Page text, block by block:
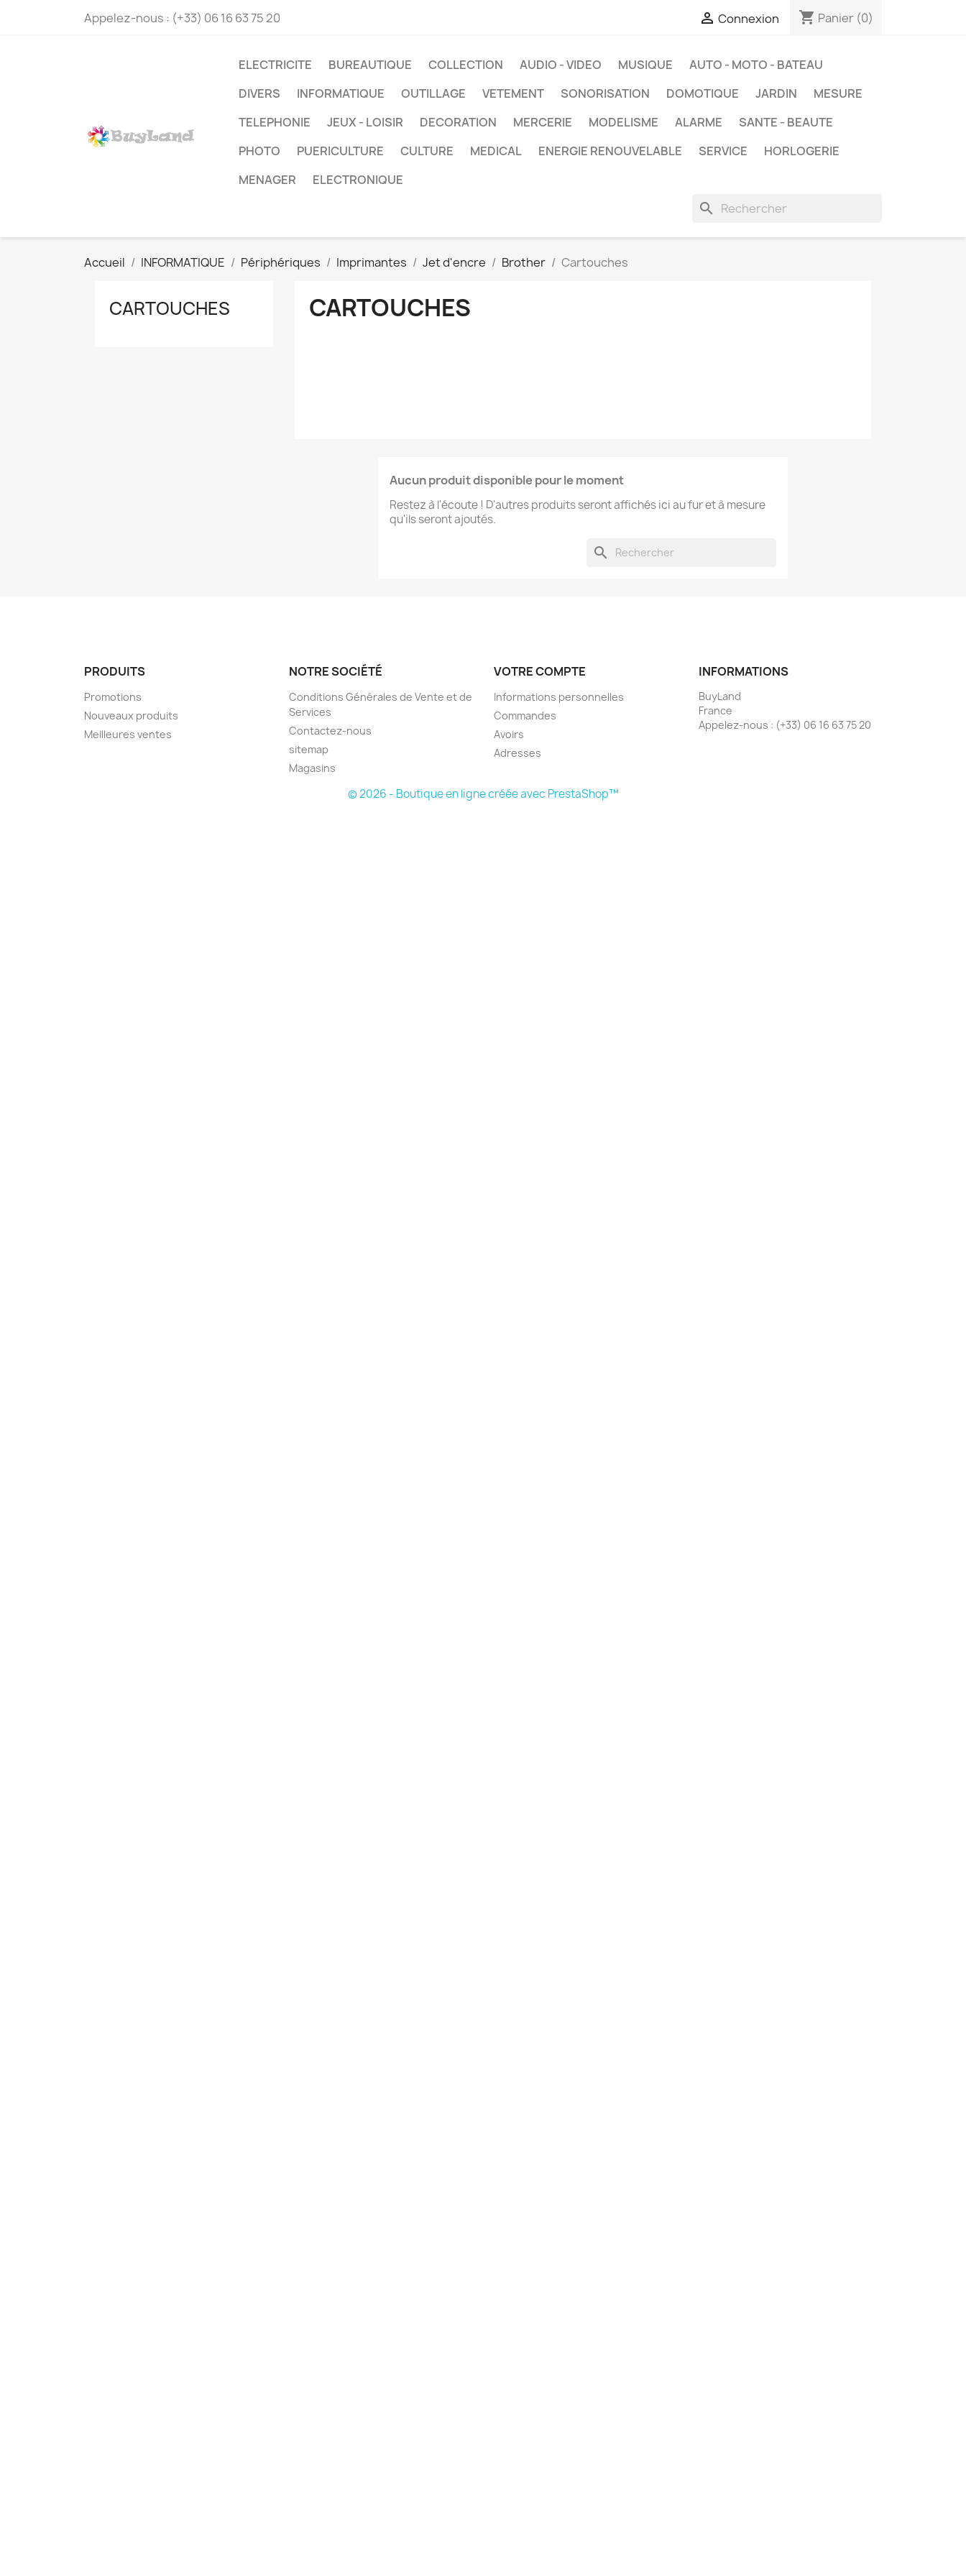
Appelez-nous : (+33) 06 16 63 75 20  Connexion shopping_cart Panier (0)
ELECTRICITE BUREAUTIQUE COLLECTION AUDIO - VIDEO MUSIQUE
AUTO - MOTO - BATEAU
DIVERS
INFORMATIQUE OUTILLAGE VETEMENT SONORISATION DOMOTIQUE JARDIN
MESURE
TELEPHONIE
JEUX - LOISIR DECORATION MERCERIE MODELISME ALARME
SANTE - BEAUTE
PHOTO
PUERICULTURE CULTURE MEDICAL ENERGIE RENOUVELABLE SERVICE
HORLOGERIE
MENAGER
ELECTRONIQUE
search
Accueil INFORMATIQUE Périphériques Imprimantes Jet d'encre Brother Cartouches
CARTOUCHES CARTOUCHES
Aucun produit disponible pour le moment
Restez à l'écoute ! D'autres produits seront affichés ici au fur et à mesure
qu'ils seront ajoutés.
search
PRODUITS
Promotions
Nouveaux produits
Meilleures ventes
NOTRE SOCIÉTÉ
Conditions Générales de Vente et de
Services
Contactez-nous
sitemap
Magasins
VOTRE COMPTE
Informations personnelles
Commandes
Avoirs
Adresses
INFORMATIONS
BuyLand
France
Appelez-nous : (+33) 06 16 63 75 20
© 2026 - Boutique en ligne créée avec PrestaShop™